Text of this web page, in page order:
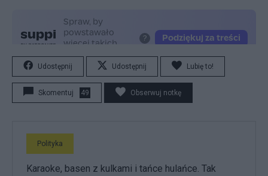
Udostępnij Udostępnij Lubię to!
Skomentuj 49 Obserwuj notkę
Polityka
Karaoke, basen z kulkami i tańce hulańce. Tak